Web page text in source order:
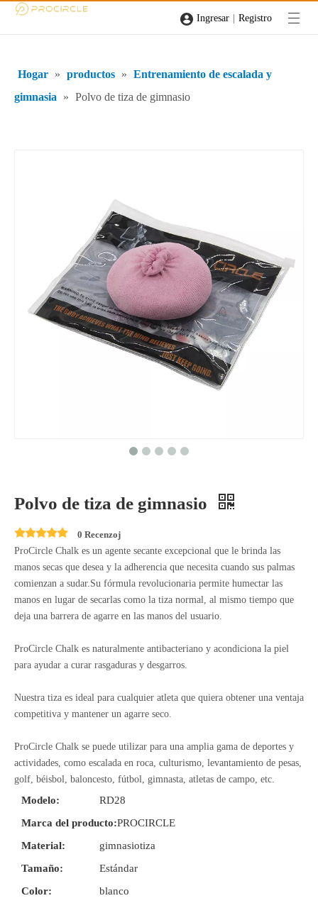
Ingresar | Registro
Hogar » productos » Entrenamiento de escalada y
gimnasia
» Polvo de tiza de gimnasio
Polvo de tiza de gimnasio
0 Recenzoj
ProCircle Chalk es un agente secante excepcional que le brinda las
manos secas que desea y la adherencia que necesita cuando sus palmas
comienzan a sudar.Su fórmula revolucionaria permite humectar las
manos en lugar de secarlas como la tiza normal, al mismo tiempo que
deja una barrera de agarre en las manos del usuario.
ProCircle Chalk es naturalmente antibacteriano y acondiciona la piel
para ayudar a curar rasgaduras y desgarros.
Nuestra tiza es ideal para cualquier atleta que quiera obtener una ventaja
competitiva y mantener un agarre seco.
ProCircle Chalk se puede utilizar para una amplia gama de deportes y
actividades, como escalada en roca, culturismo, levantamiento de pesas,
golf, béisbol, baloncesto, fútbol, ​​gimnasta, atletas de campo, etc.
Modelo:
RD28
Marca del producto:PROCIRCLE
Material:
gimnasiotiza
Tamaño:
Estándar
Color:
blanco